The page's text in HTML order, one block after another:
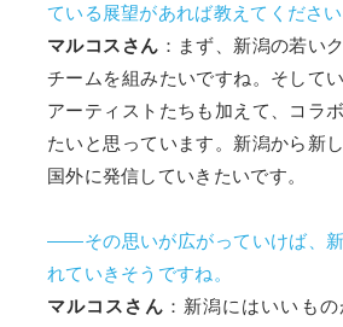
ている展望があれば教えてください
マルコスさん ：まず、新潟の若い
チームを組みたいですね。そして
アーティストたちも加えて、コラ
たいと思っています。新潟から新
国外に発信していきたいです。
――その思いが広がっていけば、
れていきそうですね。
マルコスさん ：新潟にはいいも